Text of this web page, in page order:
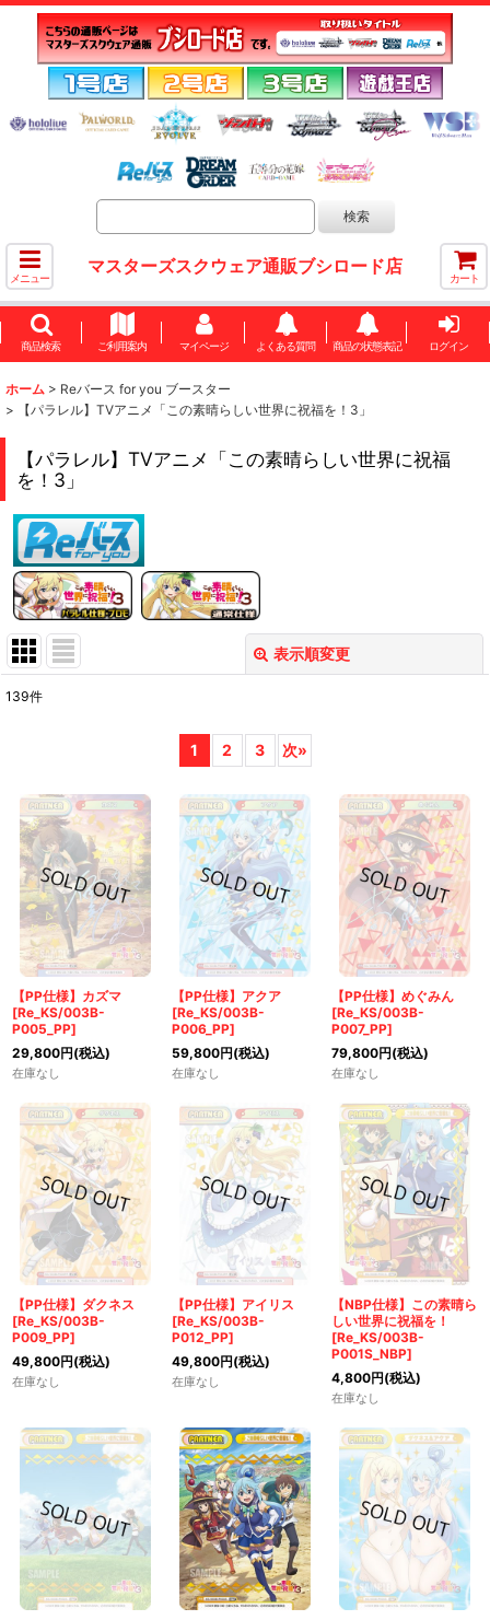
メニュー
マスターズスクウェア通販ブシロード店
カート
商品検索 ご利用案内 マイページ よくある質問 商品の状態表記 ログイン
ホーム > Reバース for you ブースター
>
【パラレル】TVアニメ「この素晴らしい世界に祝福を！3」
【パラレル】TVアニメ「この素晴らしい世界に祝福
を！3」
表示順変更
並び順:
絞り込む
139件
1 2 3 次»
【PP仕様】カズマ
[Re_KS/003B-
P005_PP]
29,800円(税込)
在庫なし
【PP仕様】アクア
[Re_KS/003B-
P006_PP]
59,800円(税込)
在庫なし
【PP仕様】めぐみん
[Re_KS/003B-
P007_PP]
79,800円(税込)
在庫なし
【PP仕様】ダクネス
[Re_KS/003B-
P009_PP]
49,800円(税込)
在庫なし
【PP仕様】アイリス
[Re_KS/003B-
P012_PP]
49,800円(税込)
在庫なし
【NBP仕様】この素晴ら
しい世界に祝福を！
[Re_KS/003B-
P001S_NBP]
4,800円(税込)
在庫なし